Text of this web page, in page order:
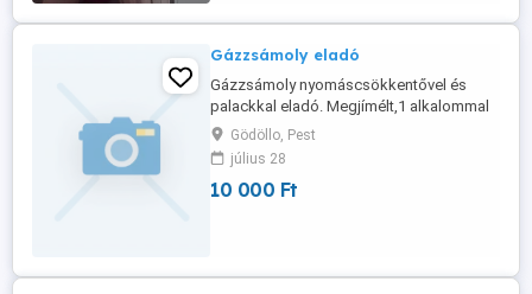
alábbi szolgáltatásokkal állok, az Önök ...
Gázzsámoly eladó
Gázzsámoly nyomáscsökkentővel és
palackkal eladó. Megjímélt,1 alkalommal
üzemelt.
Gödöllo, Pest
július 28
10 000 Ft